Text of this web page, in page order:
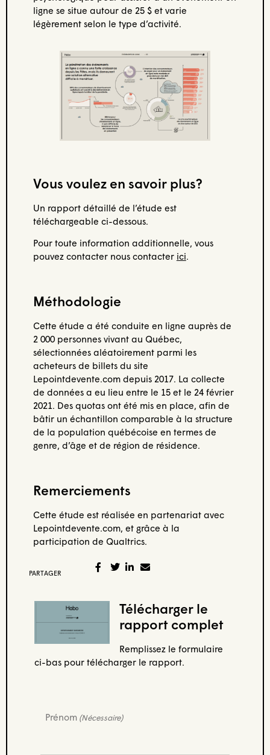
ligne se situe autour de 25 $ et varie
légèrement selon le type d’activité.
Vous voulez en savoir plus?
Un rapport détaillé de l’étude est
téléchargeable ci-dessous.
Pour toute information additionnelle, vous
pouvez contacter nous contacter ici.
Méthodologie
Cette étude a été conduite en ligne auprès de
2 000 personnes vivant au Québec,
sélectionnées aléatoirement parmi les
acheteurs de billets du site
Lepointdevente.com depuis 2017. La collecte
de données a eu lieu entre le 15 et le 24 février
2021. Des quotas ont été mis en place, afin de
bâtir un échantillon comparable à la structure
de la population québécoise en termes de
genre, d’âge et de région de résidence.
Remerciements
Cette étude est réalisée en partenariat avec
Lepointdevente.com, et grâce à la
participation de Qualtrics.
PARTAGER
Télécharger le
rapport complet
Remplissez le formulaire
ci-bas pour télécharger le rapport.
Prénom (Nécessaire)